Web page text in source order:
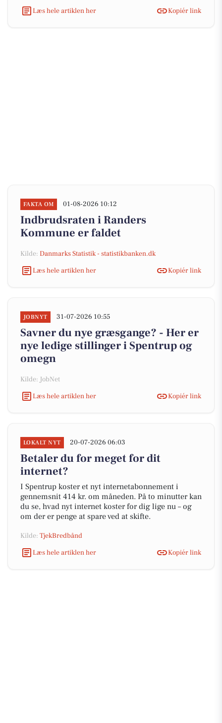
Læs hele artiklen her
Kopiér link
FAKTA OM 01-08-2026 10:12
Indbrudsraten i Randers
Kommune er faldet
Kilde: Danmarks Statistik - statistikbanken.dk
Læs hele artiklen her
Kopiér link
JOBNYT 31-07-2026 10:55
Savner du nye græsgange? - Her er
nye ledige stillinger i Spentrup og
omegn
Kilde: JobNet
Læs hele artiklen her
Kopiér link
LOKALT NYT 20-07-2026 06:03
Betaler du for meget for dit
internet?
I Spentrup koster et nyt internetabonnement i
gennemsnit 414 kr. om måneden. På to minutter kan
du se, hvad nyt internet koster for dig lige nu – og
om der er penge at spare ved at skifte.
Kilde: TjekBredbånd
Læs hele artiklen her
Kopiér link